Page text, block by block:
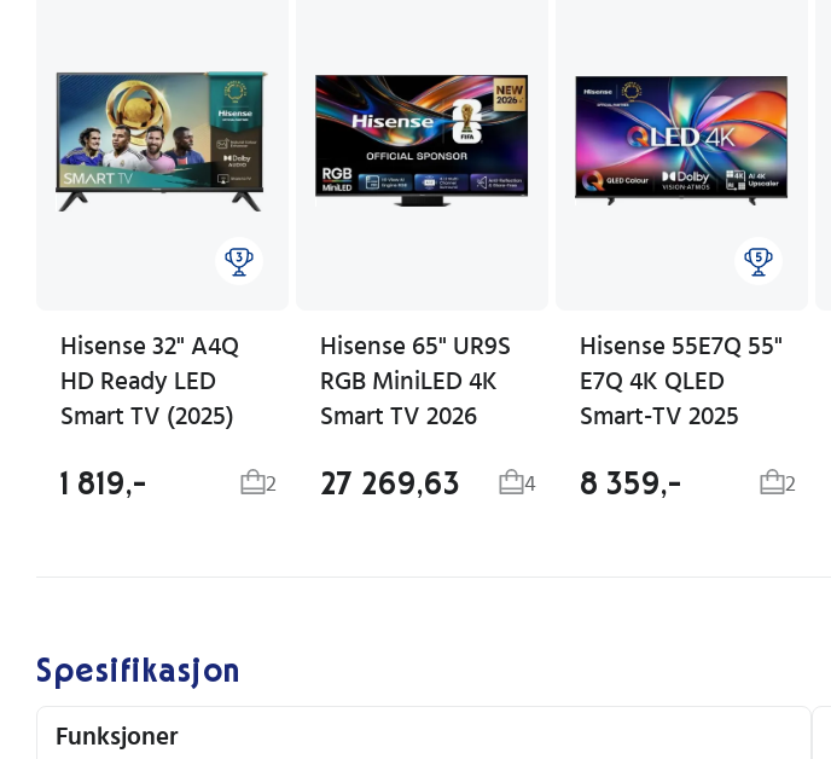
Hisense 32" A4Q
HD Ready LED
Smart TV (2025)
1 819,- 2
Hisense 65" UR9S
RGB MiniLED 4K
Smart TV 2026
27 269,63 4
Hisense 55E7Q 55"
E7Q 4K QLED
Smart-TV 2025
8 359,- 2
Spesifikasjon
Funksjoner